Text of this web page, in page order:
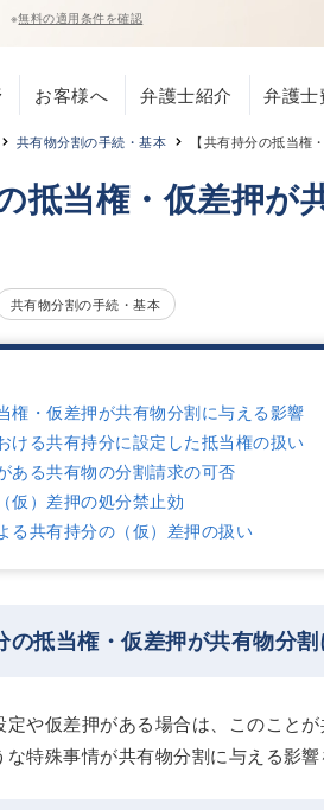
※無料の適用条件を確認
お客様へ 弁護士紹介 弁護士
共有物分割の手続・基本 【共有持分の抵当権
抵当権・仮差押が
共有物分割の手続・基本
・仮差押が共有物分割に与える影響
る共有持分に設定した抵当権の扱い
る共有物の分割請求の可否
）差押の処分禁止効
共有持分の（仮）差押の扱い
抵当権・仮差押が共有物分割
や仮差押がある場合は、このことが
特殊事情が共有物分割に与える影響